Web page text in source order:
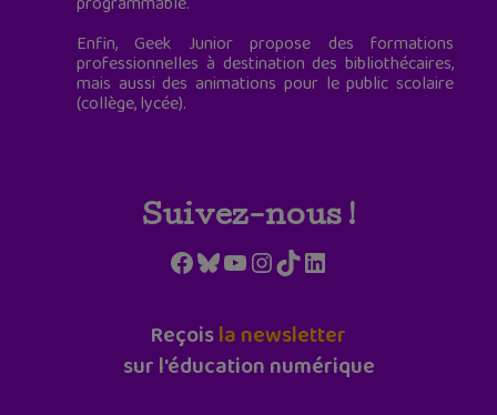
Enfin, Geek Junior propose des formations
professionnelles à destination des bibliothécaires,
mais aussi des animations pour le public scolaire
(collège, lycée).
Suivez-nous !
Facebook
Bluesky
YouTube
Instagram
TikTokLinkedIn
Reçoisla newsletter
sur l'éducation numérique